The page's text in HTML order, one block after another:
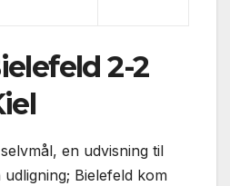
2-2
en udvisning til
Bielefeld kom